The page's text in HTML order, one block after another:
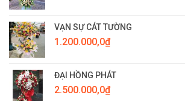
1.200.000,0₫.
VẠN SỰ CÁT TƯỜNG
1.200.000,0₫
ĐẠI HỒNG PHÁT
2.500.000,0₫